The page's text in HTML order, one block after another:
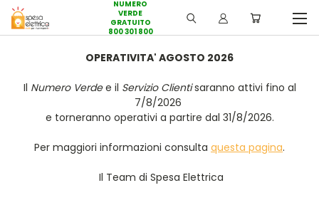
NUMERO
VERDE
GRATUITO
800 301 800
OPERATIVITA' AGOSTO 2026
Il Numero Verdee il Servizio Clientisaranno attivi fino al
7/8/2026
e torneranno operativi a partire dal 31/8/2026.
Per maggiori informazioni consulta questa pagina.
Il Team di Spesa Elettrica